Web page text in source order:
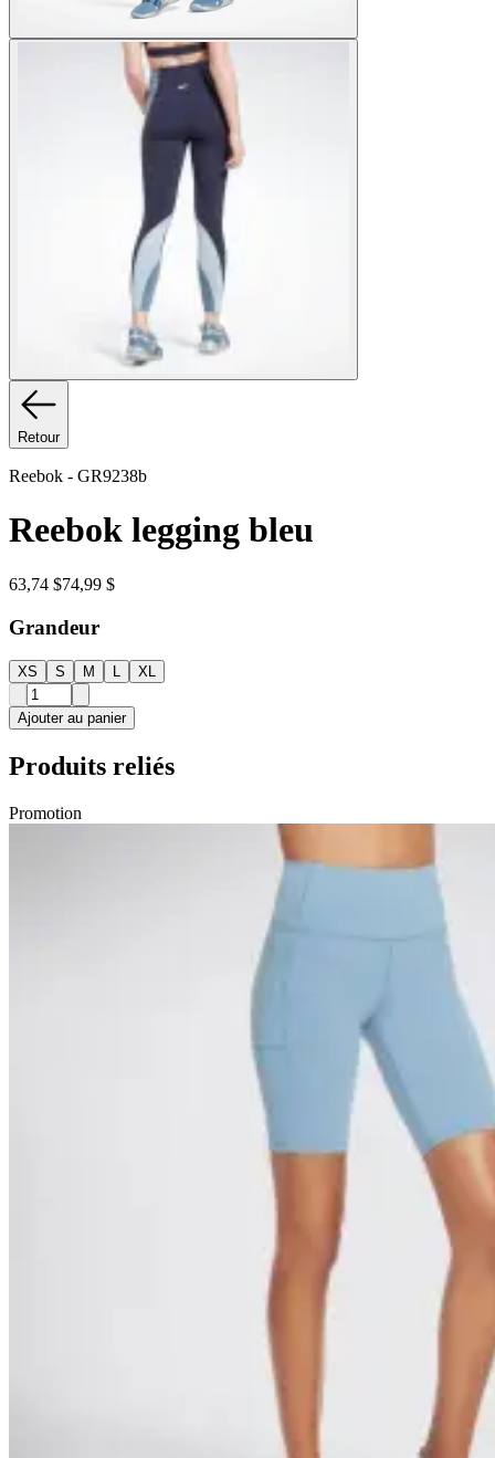
Retour
Reebok - GR9238b
Reebok legging bleu
63,74 $74,99 $
Grandeur
XS S M L XL
Ajouter au panier
Produits reliés
Promotion